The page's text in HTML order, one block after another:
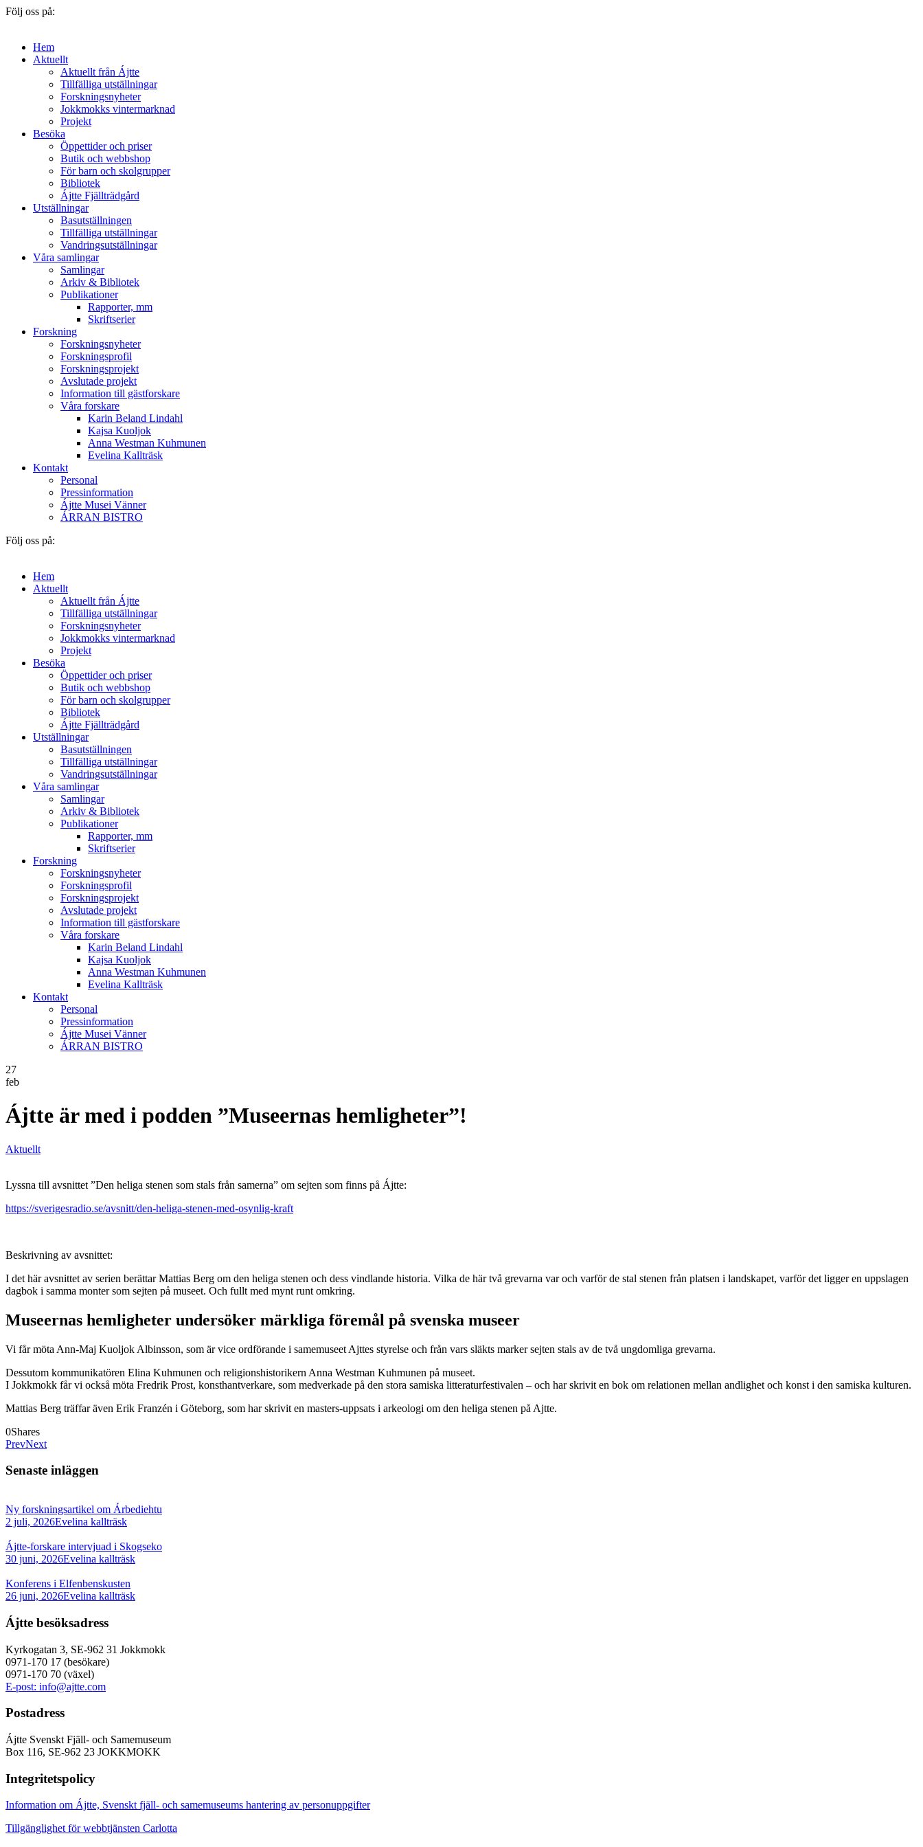
Följ oss på:
Hem
Aktuellt
Aktuellt från Ájtte
Tillfälliga utställningar
Forskningsnyheter
Jokkmokks vintermarknad
Projekt
Besöka
Öppettider och priser
Butik och webbshop
För barn och skolgrupper
Bibliotek
Ájtte Fjällträdgård
Utställningar
Basutställningen
Tillfälliga utställningar
Vandringsutställningar
Våra samlingar
Samlingar
Arkiv & Bibliotek
Publikationer
Rapporter, mm
Skriftserier
Forskning
Forskningsnyheter
Forskningsprofil
Forskningsprojekt
Avslutade projekt
Information till gästforskare
Våra forskare
Karin Beland Lindahl
Kajsa Kuoljok
Anna Westman Kuhmunen
Evelina Kallträsk
Kontakt
Personal
Pressinformation
Ájtte Musei Vänner
ÁRRAN BISTRO
Följ oss på:
Hem
Aktuellt
Aktuellt från Ájtte
Tillfälliga utställningar
Forskningsnyheter
Jokkmokks vintermarknad
Projekt
Besöka
Öppettider och priser
Butik och webbshop
För barn och skolgrupper
Bibliotek
Ájtte Fjällträdgård
Utställningar
Basutställningen
Tillfälliga utställningar
Vandringsutställningar
Våra samlingar
Samlingar
Arkiv & Bibliotek
Publikationer
Rapporter, mm
Skriftserier
Forskning
Forskningsnyheter
Forskningsprofil
Forskningsprojekt
Avslutade projekt
Information till gästforskare
Våra forskare
Karin Beland Lindahl
Kajsa Kuoljok
Anna Westman Kuhmunen
Evelina Kallträsk
Kontakt
Personal
Pressinformation
Ájtte Musei Vänner
ÁRRAN BISTRO
27
feb
Ájtte är med i podden ”Museernas hemligheter”!
Aktuellt
Lyssna till avsnittet ”Den heliga stenen som stals från samerna” om sejten som finns på Ájtte:
https://sverigesradio.se/avsnitt/den-heliga-stenen-med-osynlig-kraft
Beskrivning av avsnittet:
I det här avsnittet av serien berättar Mattias Berg om den heliga stenen och dess vindlande historia. Vilka de här två grevarna var och varför de stal stenen från platsen i landskapet, varför det ligger en uppslagen
dagbok i samma monter som sejten på museet. Och fullt med mynt runt omkring.
Museernas hemligheter undersöker märkliga föremål på svenska museer
Vi får möta Ann-Maj Kuoljok Albinsson, som är vice ordförande i samemuseet Ajttes styrelse och från vars släkts marker sejten stals av de två ungdomliga grevarna.
Dessutom kommunikatören Elina Kuhmunen och religionshistorikern Anna Westman Kuhmunen på museet.
I Jokkmokk får vi också möta Fredrik Prost, konsthantverkare, som medverkade på den stora samiska litteraturfestivalen – och har skrivit en bok om relationen mellan andlighet och konst i den samiska kulturen.
Mattias Berg träffar även Erik Franzén i Göteborg, som har skrivit en masters-uppsats i arkeologi om den heliga stenen på Ajtte.
0Shares
PrevNext
Senaste inläggen
Ny forskningsartikel om Árbediehtu
2 juli, 2026Evelina kallträsk
Ájtte-forskare intervjuad i Skogseko
30 juni, 2026Evelina kallträsk
Konferens i Elfenbenskusten
26 juni, 2026Evelina kallträsk
Ájtte besöksadress
Kyrkogatan 3, SE-962 31 Jokkmokk
0971-170 17 (besökare)
0971-170 70 (växel)
E-post: info@ajtte.com
Postadress
Ájtte Svenskt Fjäll- och Samemuseum
Box 116, SE-962 23 JOKKMOKK
Integritetspolicy
Information om Ájtte, Svenskt fjäll- och samemuseums hantering av personuppgifter
Tillgänglighet för webbtjänsten Carlotta